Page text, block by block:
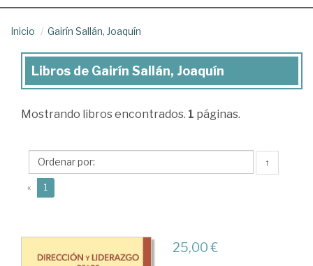
Inicio Gairín Sallán, Joaquín
Libros
Gairín
Joaquín
Libros de Gairín Sallán, Joaquín
Mostrando libros encontrados. 1 páginas.
↑
« 1
25,00 €